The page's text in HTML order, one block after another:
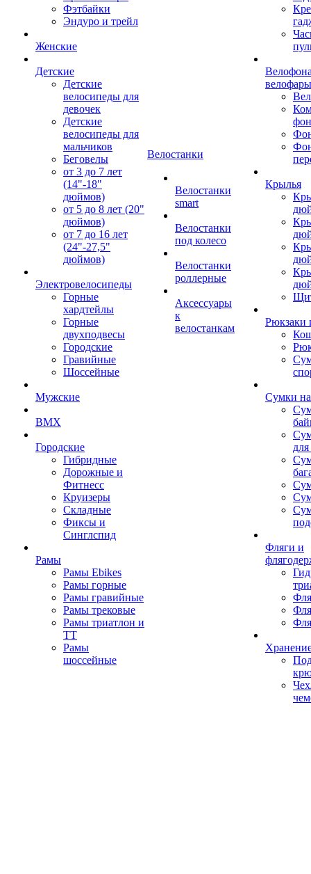
Фэтбайки
Эндуро и трейл
Женские
Детские
Детские
велосипеды для
девочек
Детские
велосипеды для
мальчиков
Беговелы
от 3 до 7 лет
(14"-18"
дюймов)
от 5 до 8 лет (20"
дюймов)
от 7 до 16 лет
(24"-27,5"
дюймов)
Электровелосипеды
Горные
хардтейлы
Горные
двухподвесы
Городские
Гравийные
Шоссейные
Мужские
BMX
Городские
Гибридные
Дорожные и
Фитнесс
Круизеры
Складные
Фиксы и
Синглспид
Рамы
Рамы Ebikes
Рамы горные
Рамы гравийные
Рамы трековые
Рамы триатлон и
ТТ
Рамы
шоссейные
Велостанки
Велостанки
smart
Велостанки
под колесо
Велостанки
роллерные
Аксессуары
к
велостанкам
велофары
Крылья
Рюкзаки
Сумки
Фляги и